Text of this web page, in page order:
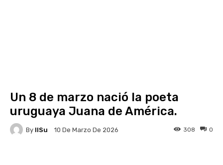
Un 8 de marzo nació la poeta
uruguaya Juana de América.
By IlSu 10 De Marzo De 2026 0
308